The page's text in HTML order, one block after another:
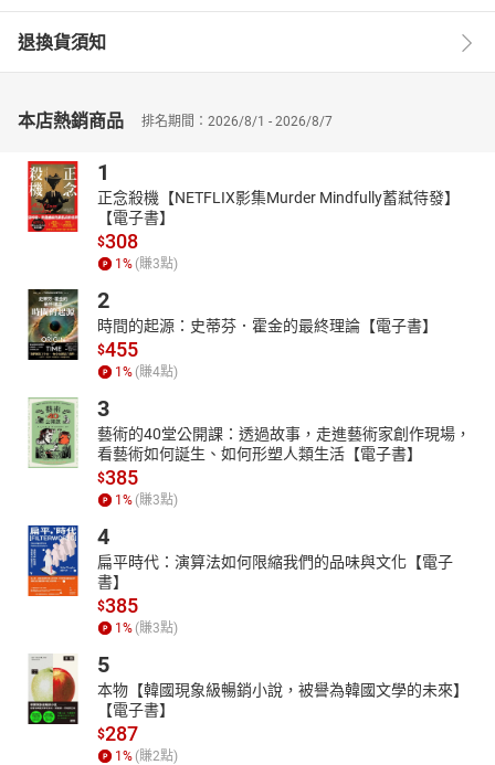
書寫驚悚奇情的氛圍，療癒痛著微笑的靈魂。
畢業於國立台灣大學戲劇學系，目前為自由接案者，有演員、模特
入有聲書錄製。在鏡好聽的有聲書作品有《老雜時代》（遠流）、
《火來了，快跑》（寶瓶文化）、《Ring of the Day》《延平北路十
段再進去的李姓人家》《致命登入》《孀怨【往生咒之一】》《陰
魄【往生咒之二】》（鏡文學）。
退換貨須知
本店熱銷商品 排名期間：2026/8/1 - 2026/8/7
1
正念殺機【NETFLIX影集Murder Mindfully蓄弒待發】
【電子書】
$308
1 % (賺3點)
2
時間的起源：史蒂芬．霍金的最終理論【電子書】
$455
1 % (賺4點)
3
藝術的40堂公開課：透過故事，走進藝術家創作現場，
看藝術如何誕生、如何形塑人類生活【電子書】
$385
1 % (賺3點)
4
扁平時代：演算法如何限縮我們的品味與文化【電子
書】
$385
1 % (賺3點)
5
本物【韓國現象級暢銷小說，被譽為韓國文學的未來】
【電子書】
$287
1 % (賺2點)